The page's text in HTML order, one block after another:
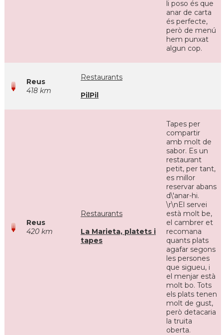
li poso és que
anar de carta
és perfecte,
però de menú
hem punxat
algun cop.
Reus
418 km
Restaurants
PilPil
Reus
420 km
Restaurants
La Marieta, platets i
tapes
Tapes per
compartir
amb molt de
sabor. Es un
restaurant
petit, per tant,
es millor
reservar abans
d\'anar-hi.
\r\nEl servei
està molt be,
el cambrer et
recomana
quants plats
agafar segons
les persones
que sigueu, i
el menjar està
molt bo. Tots
els plats tenen
molt de gust,
però detacaria
la truita
oberta.